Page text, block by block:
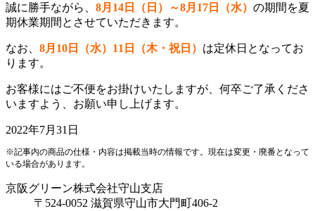
誠に勝手ながら、 8月14日（日）～8月17日（水） の期間を夏
期休業期間とさせていただきます。
なお、 8月10日（水）11日（木・祝日） は定休日となってお
ります。
お客様にはご不便をお掛けいたしますが、何卒ご了承くださ
いますよう、お願い申し上げます。
2022年7月31日
※記事内の商品の仕様・内容は掲載当時の情報です。現在は変更・廃番となって
いる場合があります。
京阪グリーン株式会社守山支店
〒524-0052 滋賀県守山市大門町406-2